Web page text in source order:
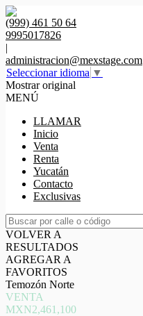
(999) 461 50 64
9995017826
|
administracion@mexstage.com
Seleccionar idioma ▼
Mostrar original
MENÚ
LLAMAR
Inicio
Venta
Renta
Yucatán
Contacto
Exclusivas
VOLVER A
RESULTADOS
AGREGAR A
FAVORITOS
Temozón Norte
VENTA
MXN2,461,100